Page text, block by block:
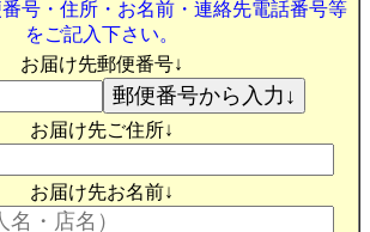
号・住所・お名前・連絡先電話番号等
をご記入下さい。
お届け先郵便番号↓
お届け先ご住所↓
お届け先お名前↓